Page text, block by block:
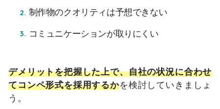
制作物のクオリティは予想できない
コミュニケーションが取りにくい
デメリットを把握した上で、自社の状況に合わせ
てコンペ形式を採用するかを検討していきましょ
う。